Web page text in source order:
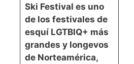
Ski Festival es uno
de los festivales de
esquí LGTBIQ+ más
grandes y longevos
de Norteamérica,